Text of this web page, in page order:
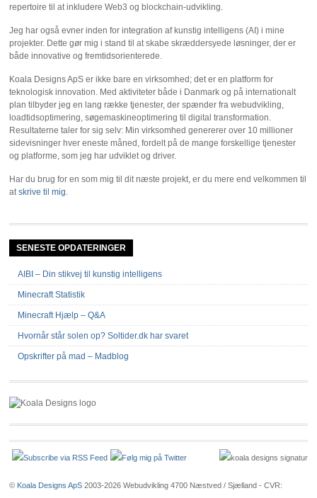
repertoire til at inkludere Web3 og blockchain-udvikling.
Jeg har også evner inden for integration af kunstig intelligens (AI) i mine
projekter. Dette gør mig i stand til at skabe skræddersyede løsninger, der er
både innovative og fremtidsorienterede.
Koala Designs ApS er ikke bare en virksomhed; det er en platform for
teknologisk innovation. Med aktiviteter både i Danmark og på internationalt
plan tilbyder jeg en lang række tjenester, der spænder fra webudvikling,
loadtidsoptimering, søgemaskineoptimering til digital transformation.
Resultaterne taler for sig selv: Min virksomhed genererer over 10 millioner
sidevisninger hver eneste måned, fordelt på de mange forskellige tjenester
og platforme, som jeg har udviklet og driver.
Har du brug for en som mig til dit næste projekt, er du mere end velkommen til
atskrive til mig.
SENESTE OPDATERINGER
AIBI – Din stikvej til kunstig intelligens
Minecraft Statistik
Minecraft Hjælp – Q&A
Hvornår står solen op? Soltider.dk har svaret
Opskrifter på mad – Madblog
© Koala Designs ApS 2003-2026 Webudvikling 4700 Næstved / Sjælland - CVR: